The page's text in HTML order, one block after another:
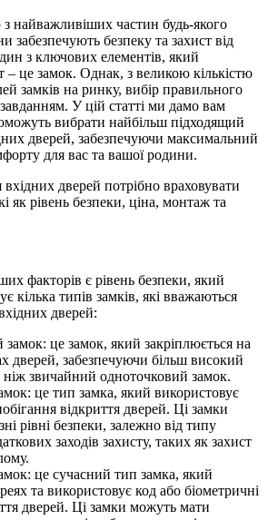
з найважливіших частин будь-якого
забезпечують безпеку та захист від
з ключових елементів, який
– це замок. Однак, з великою кількістю
замків на ринку, вибір правильного
У цій статті ми дамо вам
вибрати найбільш підходящий
дверей, забезпечуючи максимальний
для вас та вашої родини.
дверей потрібно враховувати
як рівень безпеки, ціна, монтаж та
факторів є рівень безпеки, який
кілька типів замків, які вважаються
дверей:
замок: це замок, який закріплюється на
дверей, забезпечуючи більш високий
ніж звичайний одноточковий замок.
це тип замка, який використовує
відкриття дверей. Ці замки
рівні безпеки, залежно від типу
заходів захисту, таких як захист
це сучасний тип замка, який
та використовує код або біометричні
дверей. Ці замки можуть мати